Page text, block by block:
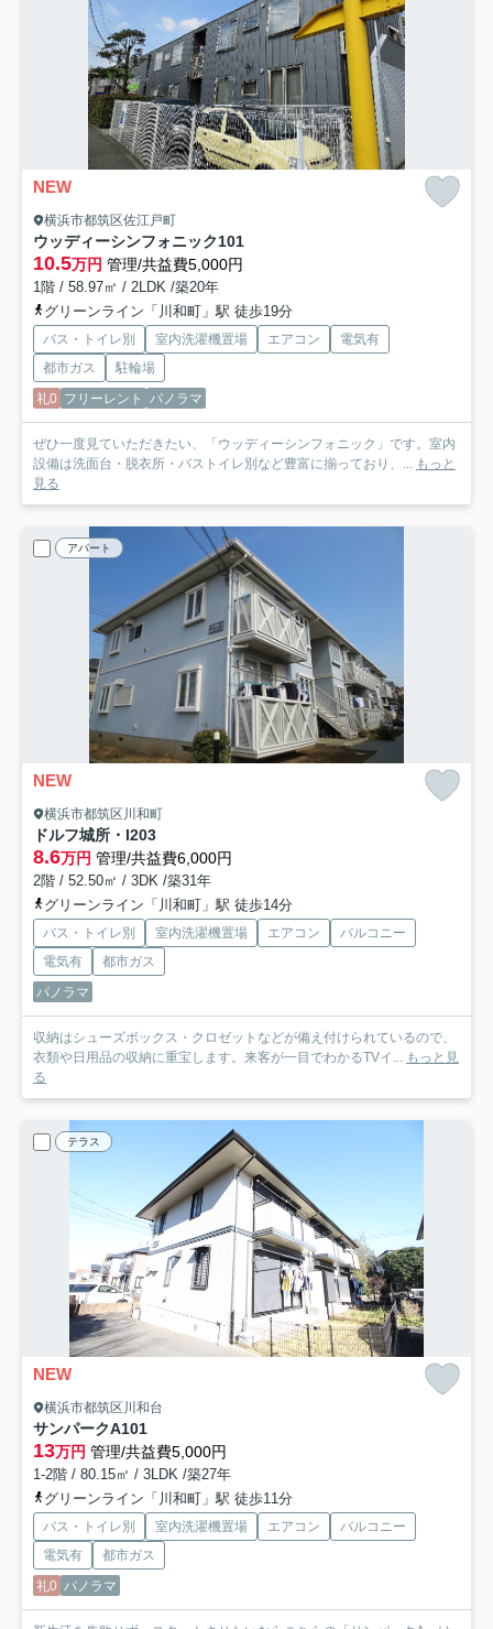
NEW
横浜市都筑区佐江戸町
ウッディーシンフォニック101
10.5万円 管理/共益費5,000円
1階 / 58.97㎡ / 2LDK /築20年
グリーンライン「川和町」駅 徒歩19分
バス・トイレ別 室内洗濯機置場 エアコン
電気有
都市ガス
駐輪場
礼0 フリーレント パノラマ
ぜひ一度見ていただきたい、「ウッディーシンフォニック」です。室内
設備は洗面台・脱衣所・バストイレ別など豊富に揃っており、... もっと
見る
アパート
NEW
横浜市都筑区川和町
ドルフ城所・I203
8.6万円 管理/共益費6,000円
2階 / 52.50㎡ / 3DK /築31年
グリーンライン「川和町」駅 徒歩14分
バス・トイレ別 室内洗濯機置場 エアコン
バルコニー
電気有
都市ガス
パノラマ
収納はシューズボックス・クロゼットなどが備え付けられているので、
衣類や日用品の収納に重宝します。来客が一目でわかるTVイ... もっと見
る
テラス
NEW
横浜市都筑区川和台
サンパークA101
13万円 管理/共益費5,000円
1-2階 / 80.15㎡ / 3LDK /築27年
グリーンライン「川和町」駅 徒歩11分
バス・トイレ別 室内洗濯機置場 エアコン
バルコニー
電気有
都市ガス
礼0 パノラマ